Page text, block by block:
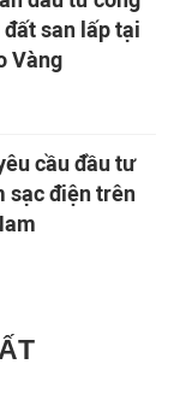
san lấp tại
Vàng
cầu đầu tư
sạc điện trên